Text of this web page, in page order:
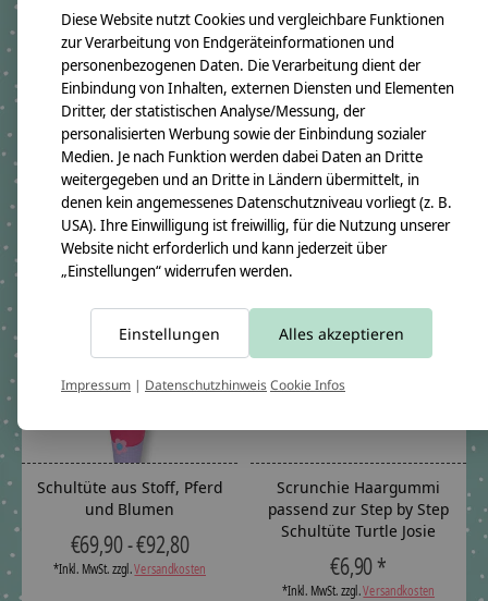
crêpes suzette GmbH & Co. KG
50937 Köln
E-Mail:info@crepes-suzette.net
Tel.: +49 221 2616939
Ergänzende Produkte
Carousel items
Schultüte aus Stoff, Pferd
und Blumen
€69,90 - €92,80
*Inkl. MwSt. zzgl.Versandkosten
Scrunchie Haargummi
passend zur Step by Step
Schultüte Turtle Josie
€6,90 *
*Inkl. MwSt. zzgl.Versandkosten
Diese Website nutzt Cookies und vergleichbare Funktionen
zur Verarbeitung von Endgeräteinformationen und
personenbezogenen Daten. Die Verarbeitung dient der
Einbindung von Inhalten, externen Diensten und Elementen
Dritter, der statistischen Analyse/Messung, der
personalisierten Werbung sowie der Einbindung sozialer
Medien. Je nach Funktion werden dabei Daten an Dritte
weitergegeben und an Dritte in Ländern übermittelt, in
denen kein angemessenes Datenschutzniveau vorliegt (z. B.
USA). Ihre Einwilligung ist freiwillig, für die Nutzung unserer
Website nicht erforderlich und kann jederzeit über
„Einstellungen“ widerrufen werden.
Einstellungen Alles akzeptieren
Impressum | DatenschutzhinweisCookie Infos